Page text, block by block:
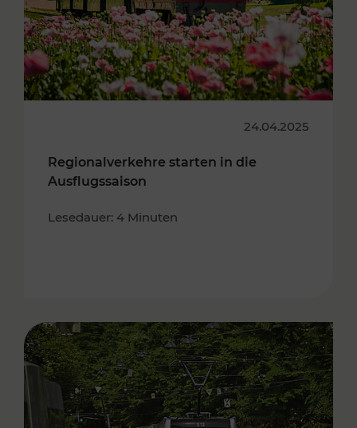
24.04.2025
Regionalverkehre starten in die
Ausflugssaison
Lesedauer: 4 Minuten